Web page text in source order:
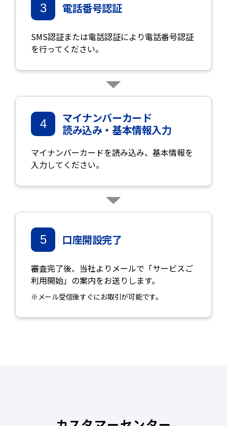
3 電話番号認証
SMS認証または電話認証により電話番号認証
を行ってください。
4
マイナンバーカード
読み込み・基本情報入力
マイナンバーカードを読み込み、基本情報を
入力してください。
5 口座開設完了
審査完了後、当社よりメールで「サービスご
利用開始」の案内をお送りします。
※メール受信後すぐにお取引が可能です。